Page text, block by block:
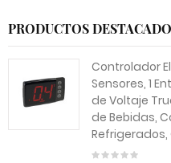
PRODUCTOS
Controlador
Sensores, 1
de Voltaje
de Bebidas,
Refrigerados,